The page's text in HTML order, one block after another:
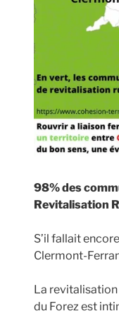
98% des
Revitalisation
S’il fallait
Clermont-
La
du Forez est